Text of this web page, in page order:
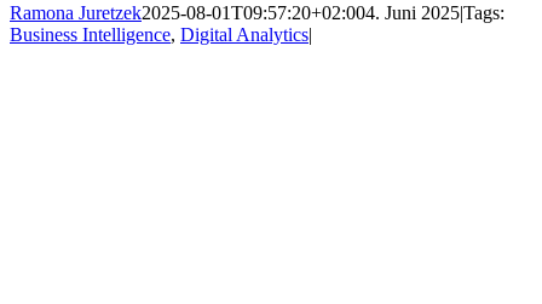
Ramona Juretzek2025-08-01T09:57:20+02:004. Juni 2025|Tags:
Business Intelligence, Digital Analytics|